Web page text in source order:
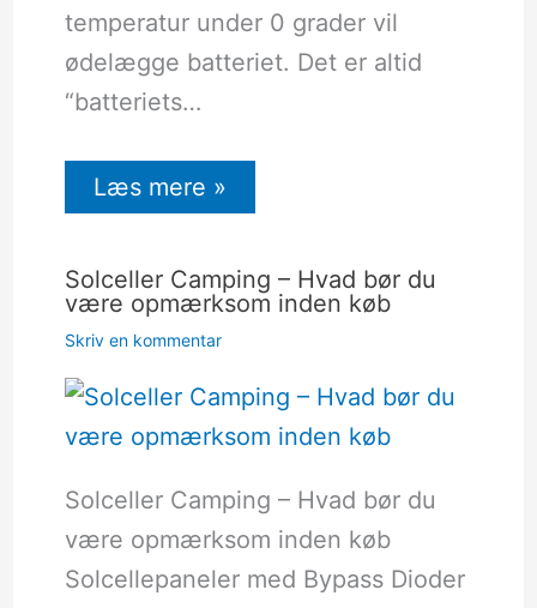
temperatur under 0 grader vil
ødelægge batteriet. Det er altid
“batteriets…
Læs mere »
Solceller Camping – Hvad bør du
være opmærksom inden køb
Skriv en kommentar
Solceller Camping – Hvad bør du
være opmærksom inden køb
Solcellepaneler med Bypass Dioder